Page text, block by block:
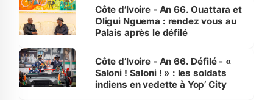
Côte d’Ivoire - An 66. Ouattara et
Oligui Nguema : rendez vous au
Palais après le défilé
Côte d’Ivoire - An 66. Défilé - «
Saloni ! Saloni ! » : les soldats
indiens en vedette à Yop’ City